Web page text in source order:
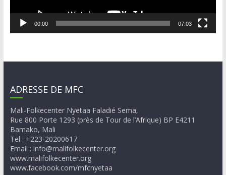
00:00 07:03
ADRESSE DE MFC
Mali-Folkecenter Nyetaa Faladié Sema,
Rue 800 Porte 1293 (près de Tour de l’Afrique) BP E4211
Bamako, Mali
Tel : +223-20200617
Email : info@malifolkecenter.org
www.malifolkecenter.org
www.facebook.com/mfcnyetaa